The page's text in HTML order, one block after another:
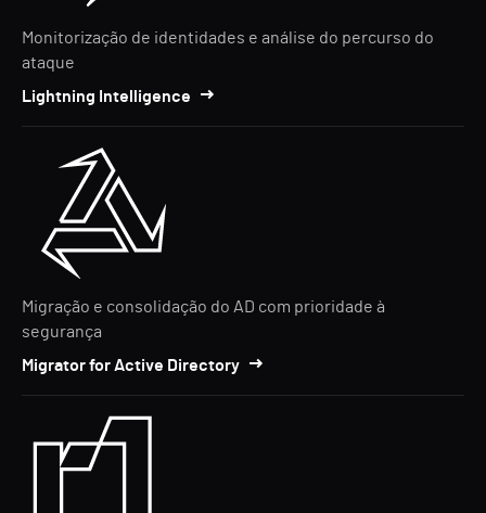
Monitorização de identidades e análise do percurso do
ataque
Lightning Intelligence
Migração e consolidação do AD com prioridade à
segurança
Migrator for Active Directory